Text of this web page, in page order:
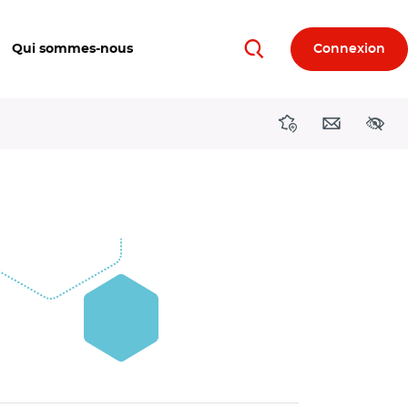
Qui sommes-nous RechercherConnexion
DirectionsContact